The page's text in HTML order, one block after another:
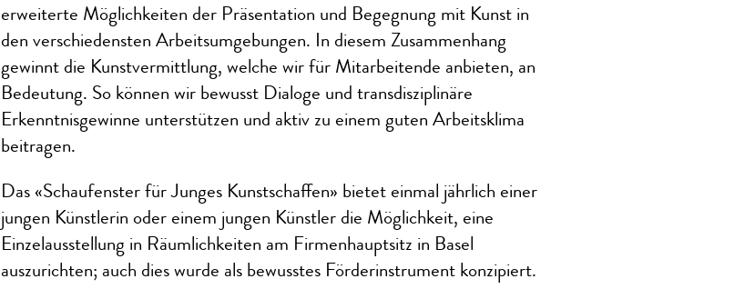
erweiterte Möglichkeiten der Präsentation und Begegnung mit Kunst in
den verschiedensten Arbeitsumgebungen. In diesem Zusammenhang
gewinnt die Kunstvermittlung, welche wir für Mitarbeitende anbieten, an
Bedeutung. So können wir bewusst Dialoge und transdisziplinäre
Erkenntnisgewinne unterstützen und aktiv zu einem guten Arbeitsklima
beitragen.
Das «Schaufenster für Junges Kunstschaffen» bietet einmal jährlich einer
jungen Künstlerin oder einem jungen Künstler die Möglichkeit, eine
Einzelausstellung in Räumlichkeiten am Firmenhauptsitz in Basel
auszurichten; auch dies wurde als bewusstes Förderinstrument konzipiert.